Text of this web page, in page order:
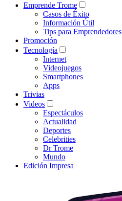
Emprende Trome
Casos de Éxito
Información Útil
Tips para Emprendedores
Promoción
Tecnología
Internet
Videojuegos
Smartphones
Apps
Trivias
Videos
Espectáculos
Actualidad
Deportes
Celebrities
Dr Trome
Mundo
Edición Impresa